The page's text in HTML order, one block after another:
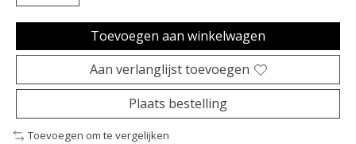
Toevoegen aan winkelwagen
Aan verlanglijst toevoegen
Plaats bestelling
Toevoegen om te vergelijken